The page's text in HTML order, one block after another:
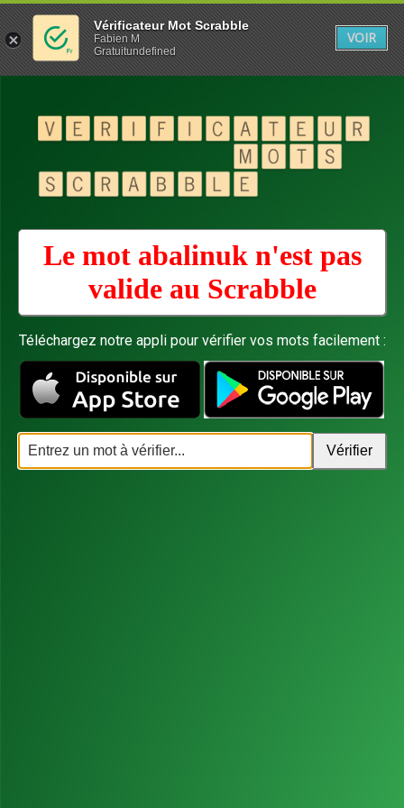
Le mot abalinuk n'est pas
valide au Scrabble
Téléchargez notre appli pour vérifier vos mots facilement :
Vérificateur Mot Scrabble
Fabien M
Gratuitundefined
VOIR